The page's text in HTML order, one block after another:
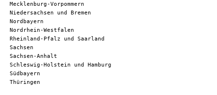
Mecklenburg-Vorpommern
Niedersachsen und Bremen
Nordbayern
Nordrhein-Westfalen
Rheinland-Pfalz und Saarland
Sachsen
Sachsen-Anhalt
Schleswig-Holstein und Hamburg
Südbayern
Thüringen